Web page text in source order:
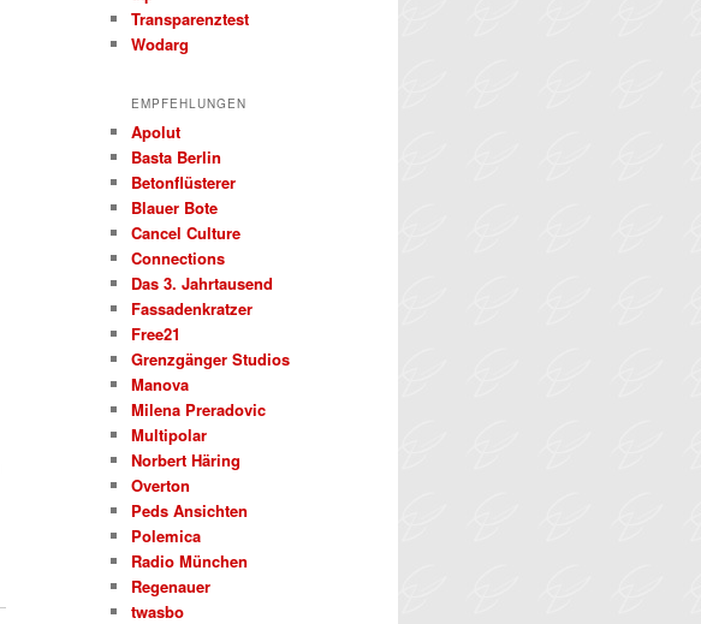
Transparenztest
Wodarg
EMPFEHLUNGEN
Apolut
Basta Berlin
Betonflüsterer
Blauer Bote
Cancel Culture
Connections
Das 3. Jahrtausend
Fassadenkratzer
Free21
Grenzgänger Studios
Manova
Milena Preradovic
Multipolar
Norbert Häring
Overton
Peds Ansichten
Polemica
Radio München
Regenauer
twasbo